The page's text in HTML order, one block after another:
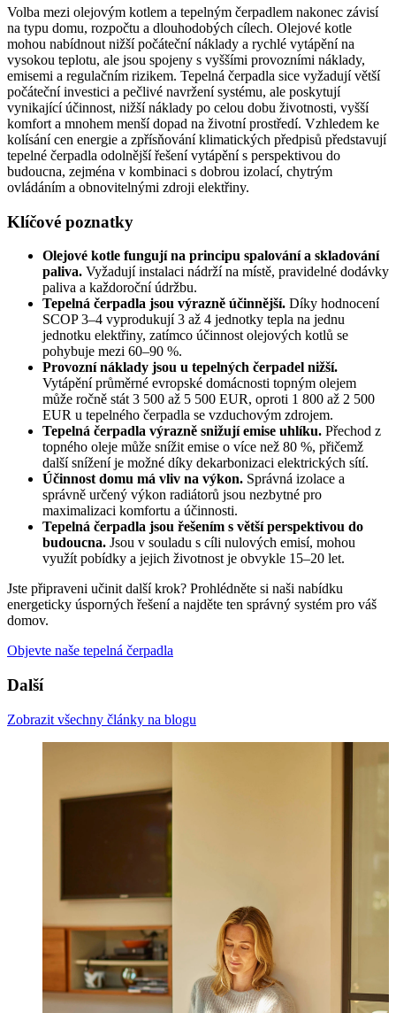
Volba mezi olejovým kotlem a tepelným čerpadlem nakonec závisí
na typu domu, rozpočtu a dlouhodobých cílech. Olejové kotle
mohou nabídnout nižší počáteční náklady a rychlé vytápění na
vysokou teplotu, ale jsou spojeny s vyššími provozními náklady,
emisemi a regulačním rizikem. Tepelná čerpadla sice vyžadují větší
počáteční investici a pečlivé navržení systému, ale poskytují
vynikající účinnost, nižší náklady po celou dobu životnosti, vyšší
komfort a mnohem menší dopad na životní prostředí. Vzhledem ke
kolísání cen energie a zpřísňování klimatických předpisů představují
tepelné čerpadla odolnější řešení vytápění s perspektivou do
budoucna, zejména v kombinaci s dobrou izolací, chytrým
ovládáním a obnovitelnými zdroji elektřiny.
Klíčové poznatky
Olejové kotle fungují na principu spalování a skladování
paliva. Vyžadují instalaci nádrží na místě, pravidelné dodávky
paliva a každoroční údržbu.
Tepelná čerpadla jsou výrazně účinnější. Díky hodnocení
SCOP 3–4 vyprodukují 3 až 4 jednotky tepla na jednu
jednotku elektřiny, zatímco účinnost olejových kotlů se
pohybuje mezi 60–90 %.
Provozní náklady jsou u tepelných čerpadel nižší.
Vytápění průměrné evropské domácnosti topným olejem
může ročně stát 3 500 až 5 500 EUR, oproti 1 800 až 2 500
EUR u tepelného čerpadla se vzduchovým zdrojem.
Tepelná čerpadla výrazně snižují emise uhlíku. Přechod z
topného oleje může snížit emise o více než 80 %, přičemž
další snížení je možné díky dekarbonizaci elektrických sítí.
Účinnost domu má vliv na výkon. Správná izolace a
správně určený výkon radiátorů jsou nezbytné pro
maximalizaci komfortu a účinnosti.
Tepelná čerpadla jsou řešením s větší perspektivou do
budoucna. Jsou v souladu s cíli nulových emisí, mohou
využít pobídky a jejich životnost je obvykle 15–20 let.
Jste připraveni učinit další krok? Prohlédněte si naši nabídku
energeticky úsporných řešení a najděte ten správný systém pro váš
domov.
Objevte naše tepelná čerpadla
Další
Zobrazit všechny články na blogu